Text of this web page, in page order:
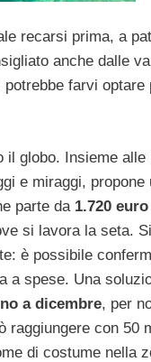
recarsi prima, a
anche dalle
farvi optare
globo. Insieme alle
e miraggi,
parte da 1.720
si lavora la seta.
è possibile
a spese. Una
a dicembre, per
raggiungere con 50
di costume nella